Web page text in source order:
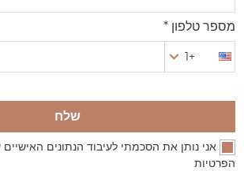
מספר טלפון *
+1
שלח
אני נותן את הסכמתי לעיבוד הנתונים
הפרטיות